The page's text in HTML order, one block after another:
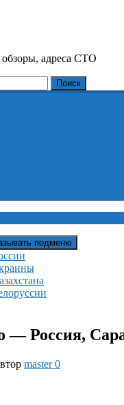
обзоры, адреса СТО
Поиск
подменю
— Россия,
master0